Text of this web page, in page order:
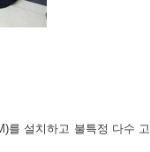
를 설치하고 불특정 다수 고